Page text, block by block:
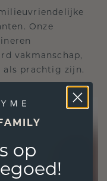
Onze
vakmanschap,
als prachtig zijn.
op